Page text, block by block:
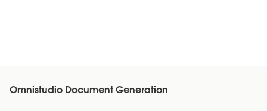
Omnistudio Document Generation